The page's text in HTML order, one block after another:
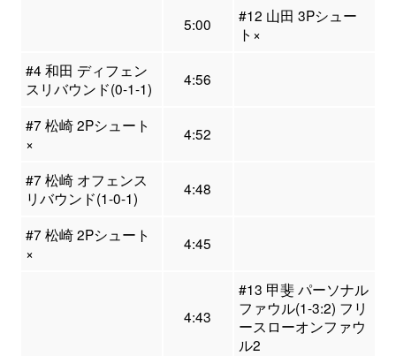
5:00
#12 山田 3Pシュー
ト×
#4 和田 ディフェン
スリバウンド(0-1-1)
4:56
#7 松崎 2Pシュート
×
4:52
#7 松崎 オフェンス
リバウンド(1-0-1)
4:48
#7 松崎 2Pシュート
×
4:45
4:43
#13 甲斐 パーソナル
ファウル(1-3:2) フリ
ースローオンファウ
ル2